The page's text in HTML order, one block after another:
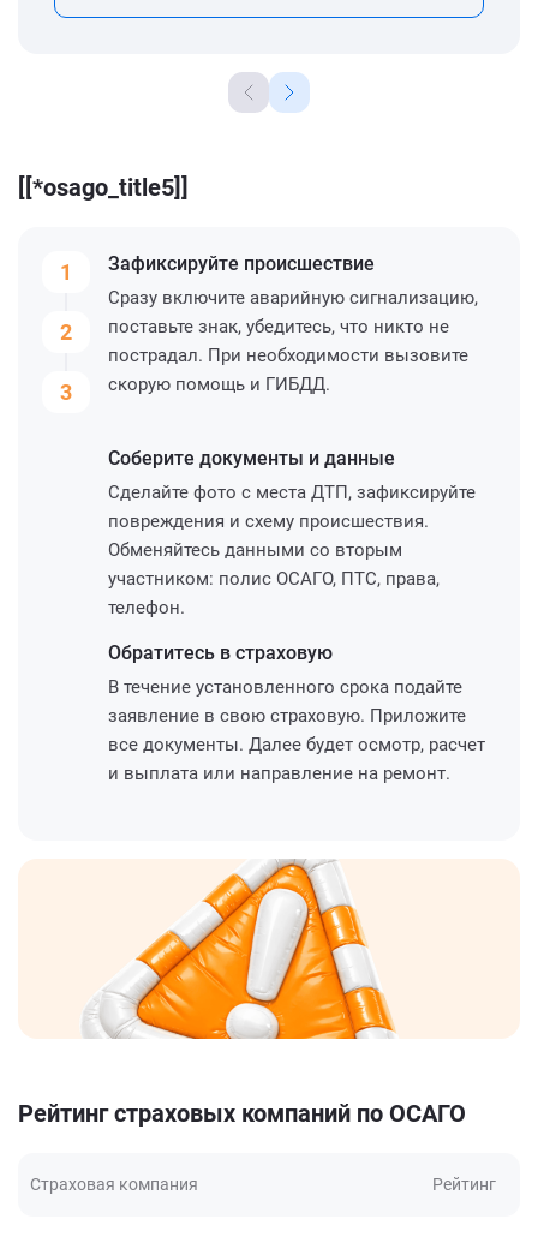
[[*osago_title5]]
1
2
3
Зафиксируйте происшествие
Сразу включите аварийную сигнализацию,
поставьте знак, убедитесь, что никто не
пострадал. При необходимости вызовите
скорую помощь и ГИБДД.
Соберите документы и данные
Сделайте фото с места ДТП, зафиксируйте
повреждения и схему происшествия.
Обменяйтесь данными со вторым
участником: полис ОСАГО, ПТС, права,
телефон.
Обратитесь в страховую
В течение установленного срока подайте
заявление в свою страховую. Приложите
все документы. Далее будет осмотр, расчет
и выплата или направление на ремонт.
Рейтинг страховых компаний по ОСАГО
Страховая компания Рейтинг